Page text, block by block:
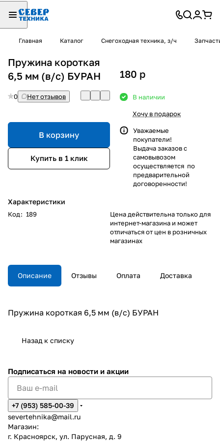
Главная Каталог Снегоходная техника, з/ч
Пружина короткая
6,5 мм (в/с) БУРАН
0 Нет отзывов
В корзину
Купить в 1 клик
Характеристики
Код: 189
180 p
В наличии
Хочу в подарок
Уважаемые
покупатели!
Выдача заказов с
самовывозом
осуществляется по
предварительной
договоренности!
Цена действительна только для
интернет-магазина и может
отличаться от цен в розничных
магазинах
Описание Отзывы Оплата Доставка
Пружина короткая 6,5 мм (в/с) БУРАН
Назад к списку
Подписаться на новости и акции
+7 (953) 585-00-39
severtehnika@mail.ru
Магазин:
г. Красноярск, ул. Парусная, д. 9